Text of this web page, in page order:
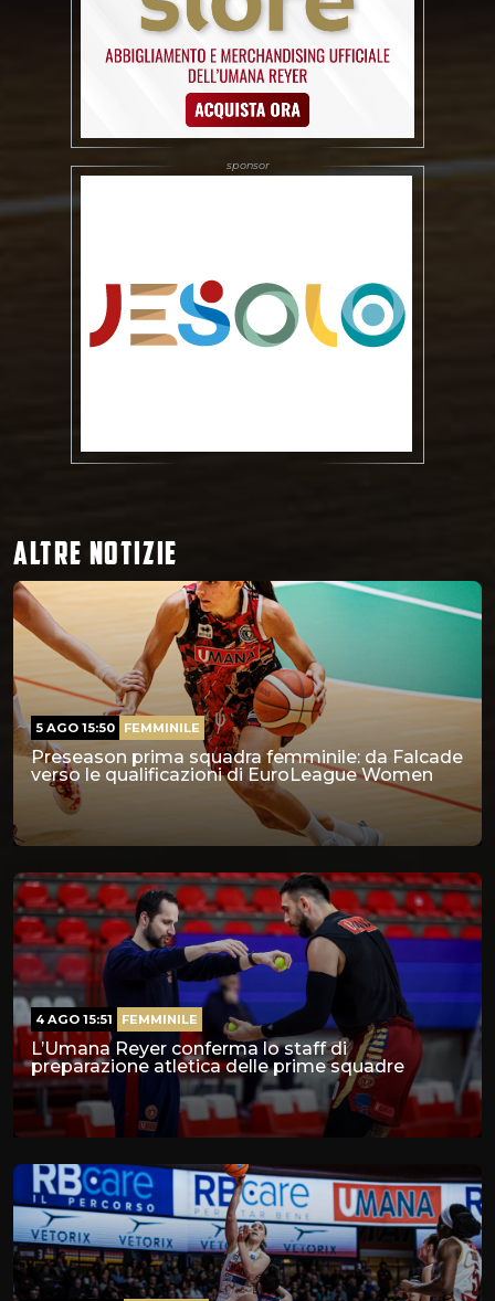
ALTRE NOTIZIE
Preseason prima squadra femminile: da Falcade
verso le qualificazioni di EuroLeague Women
5 AGO 15:50 FEMMINILE
L’Umana Reyer conferma lo staff di
preparazione atletica delle prime squadre
4 AGO 15:51 FEMMINILE